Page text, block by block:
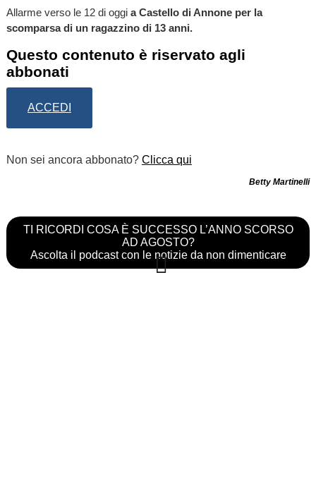
Allarme verso le 12 di oggi a Castello di Annone per la
scomparsa di un ragazzino di 13 anni.
Questo contenuto è riservato agli
abbonati
ACCEDI
Non sei ancora abbonato? Clicca qui
Betty Martinelli
TI RICORDI COSA È SUCCESSO L’ANNO SCORSO
AD AGOSTO?
Ascolta il podcast con le notizie da non dimenticare